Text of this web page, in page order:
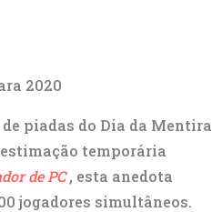
2020
piadas do Dia da Mentira
temporária
de PC , esta anedota
jogadores simultâneos.